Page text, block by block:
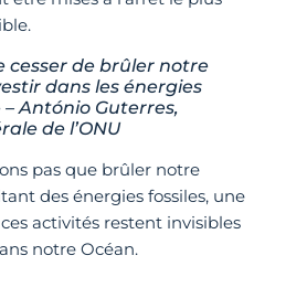
cesser de brûler notre
dans les énergies
António Guterres,
de l’ONU
pas que brûler notre
des énergies fossiles, une
activités restent invisibles
notre Océan.